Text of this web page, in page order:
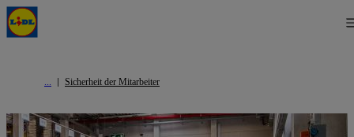
Sicherheit der Mitarbeiter